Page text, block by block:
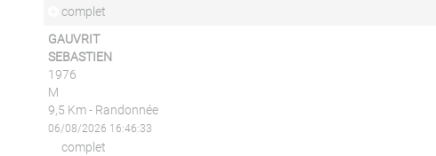
complet
GAUVRIT
SEBASTIEN
1976
M
9,5 Km - Randonnée
06/08/2026 16:46:33
complet